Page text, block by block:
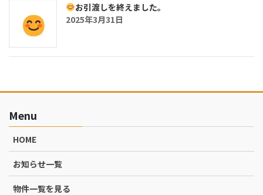
お引渡しを終えました。
2025年3月31日
Menu
HOME
お知らせ一覧
物件一覧を見る